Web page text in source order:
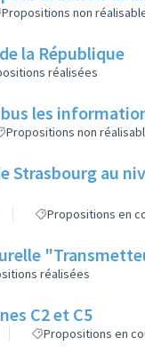
Propositions non
la République
réalisées
les
Propositions non
Strasbourg au
Propositions en
réalisées
C2 et C5
Propositions en